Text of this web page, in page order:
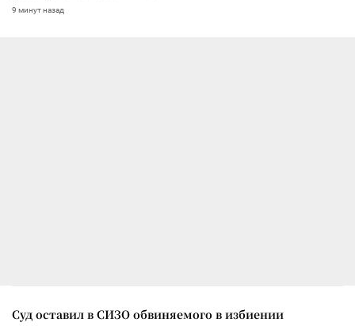
9 минут назад
Суд оставил в СИЗО обвиняемого в избиении